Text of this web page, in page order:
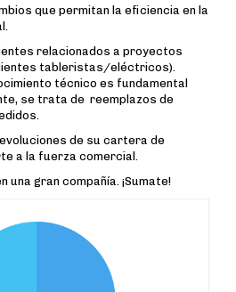
que permitan la eficiencia en la
relacionados a proyectos
tableristas/eléctricos).
técnico es fundamental
se trata de reemplazos de
de su cartera de
a la fuerza comercial.
una gran compañía. ¡Sumate!